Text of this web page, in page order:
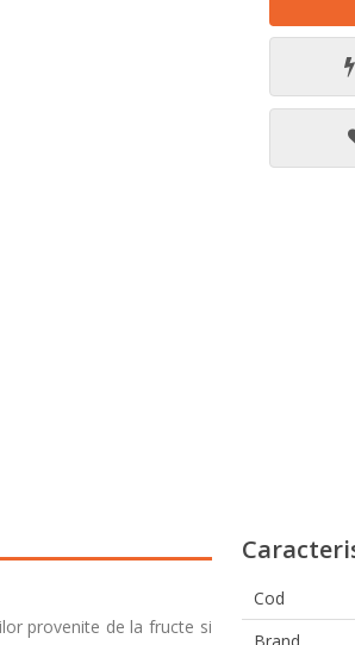
provenite de la fructe si
Cod